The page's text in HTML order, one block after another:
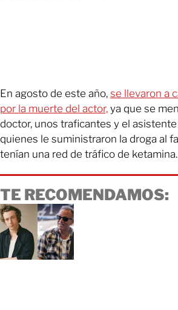
En agosto de este año, se llevaron a
por la muerte del actor, ya que se
doctor, unos traficantes y el
quienes le suministraron la droga al
tenían una red de tráfico de ketamina.
TE RECOMENDAMOS: